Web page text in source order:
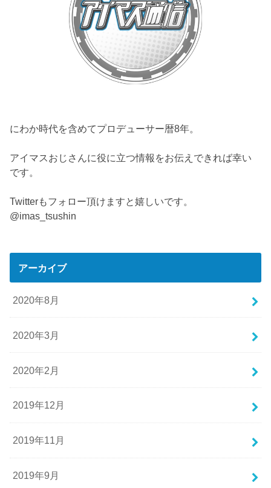
にわか時代を含めてプロデューサー暦8年。
アイマスおじさんに役に立つ情報をお伝えできれば幸い
です。
Twitterもフォロー頂けますと嬉しいです。
@imas_tsushin
アーカイブ
2020年8月
2020年3月
2020年2月
2019年12月
2019年11月
2019年9月